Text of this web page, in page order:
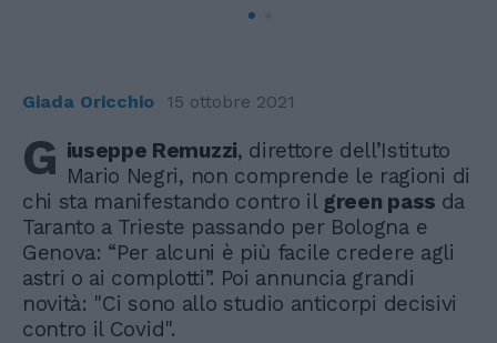
Giada Oricchio 15 ottobre 2021
G iuseppe Remuzzi, direttore dell’Istituto
Mario Negri, non comprende le ragioni di
chi sta manifestando contro il green pass da
Taranto a Trieste passando per Bologna e
Genova: “Per alcuni è più facile credere agli
astri o ai complotti”. Poi annuncia grandi
novità: "Ci sono allo studio anticorpi decisivi
contro il Covid".